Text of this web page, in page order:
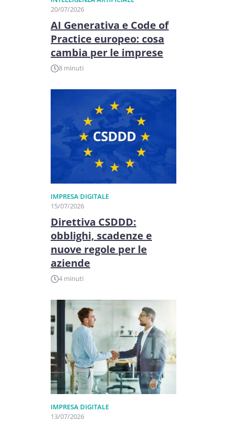
20/07/2026
AI Generativa e Code of
Practice europeo: cosa
cambia per le imprese
8 minuti
IMPRESA DIGITALE
15/07/2026
Direttiva CSDDD:
obblighi, scadenze e
nuove regole per le
aziende
4 minuti
IMPRESA DIGITALE
13/07/2026